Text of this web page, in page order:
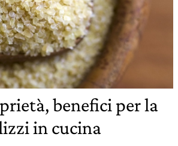
benefici per la
in cucina